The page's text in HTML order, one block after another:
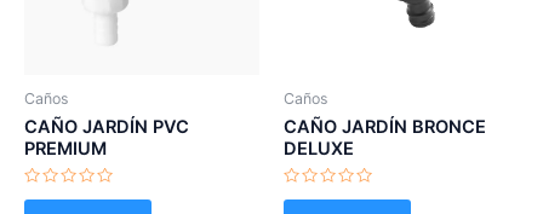
Caños
CAÑO JARDÍN PVC
PREMIUM
Valorado
Caños
CAÑO JARDÍN BRONCE
DELUXE
Valorado